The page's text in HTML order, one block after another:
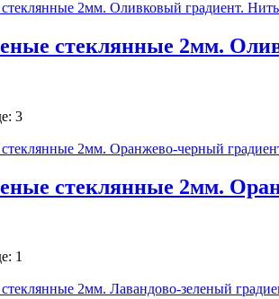
стеклянные 2мм.
3
стеклянные 2мм.
1